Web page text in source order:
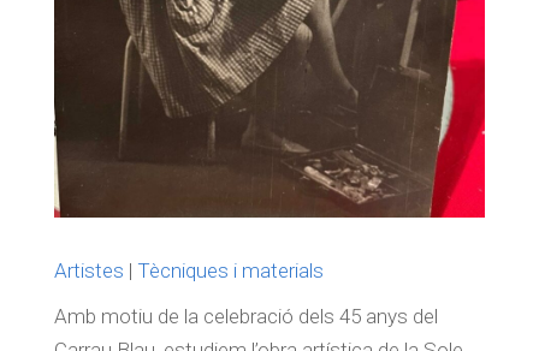
Artistes | Tècniques i materials
Amb motiu de la celebració dels 45 anys del